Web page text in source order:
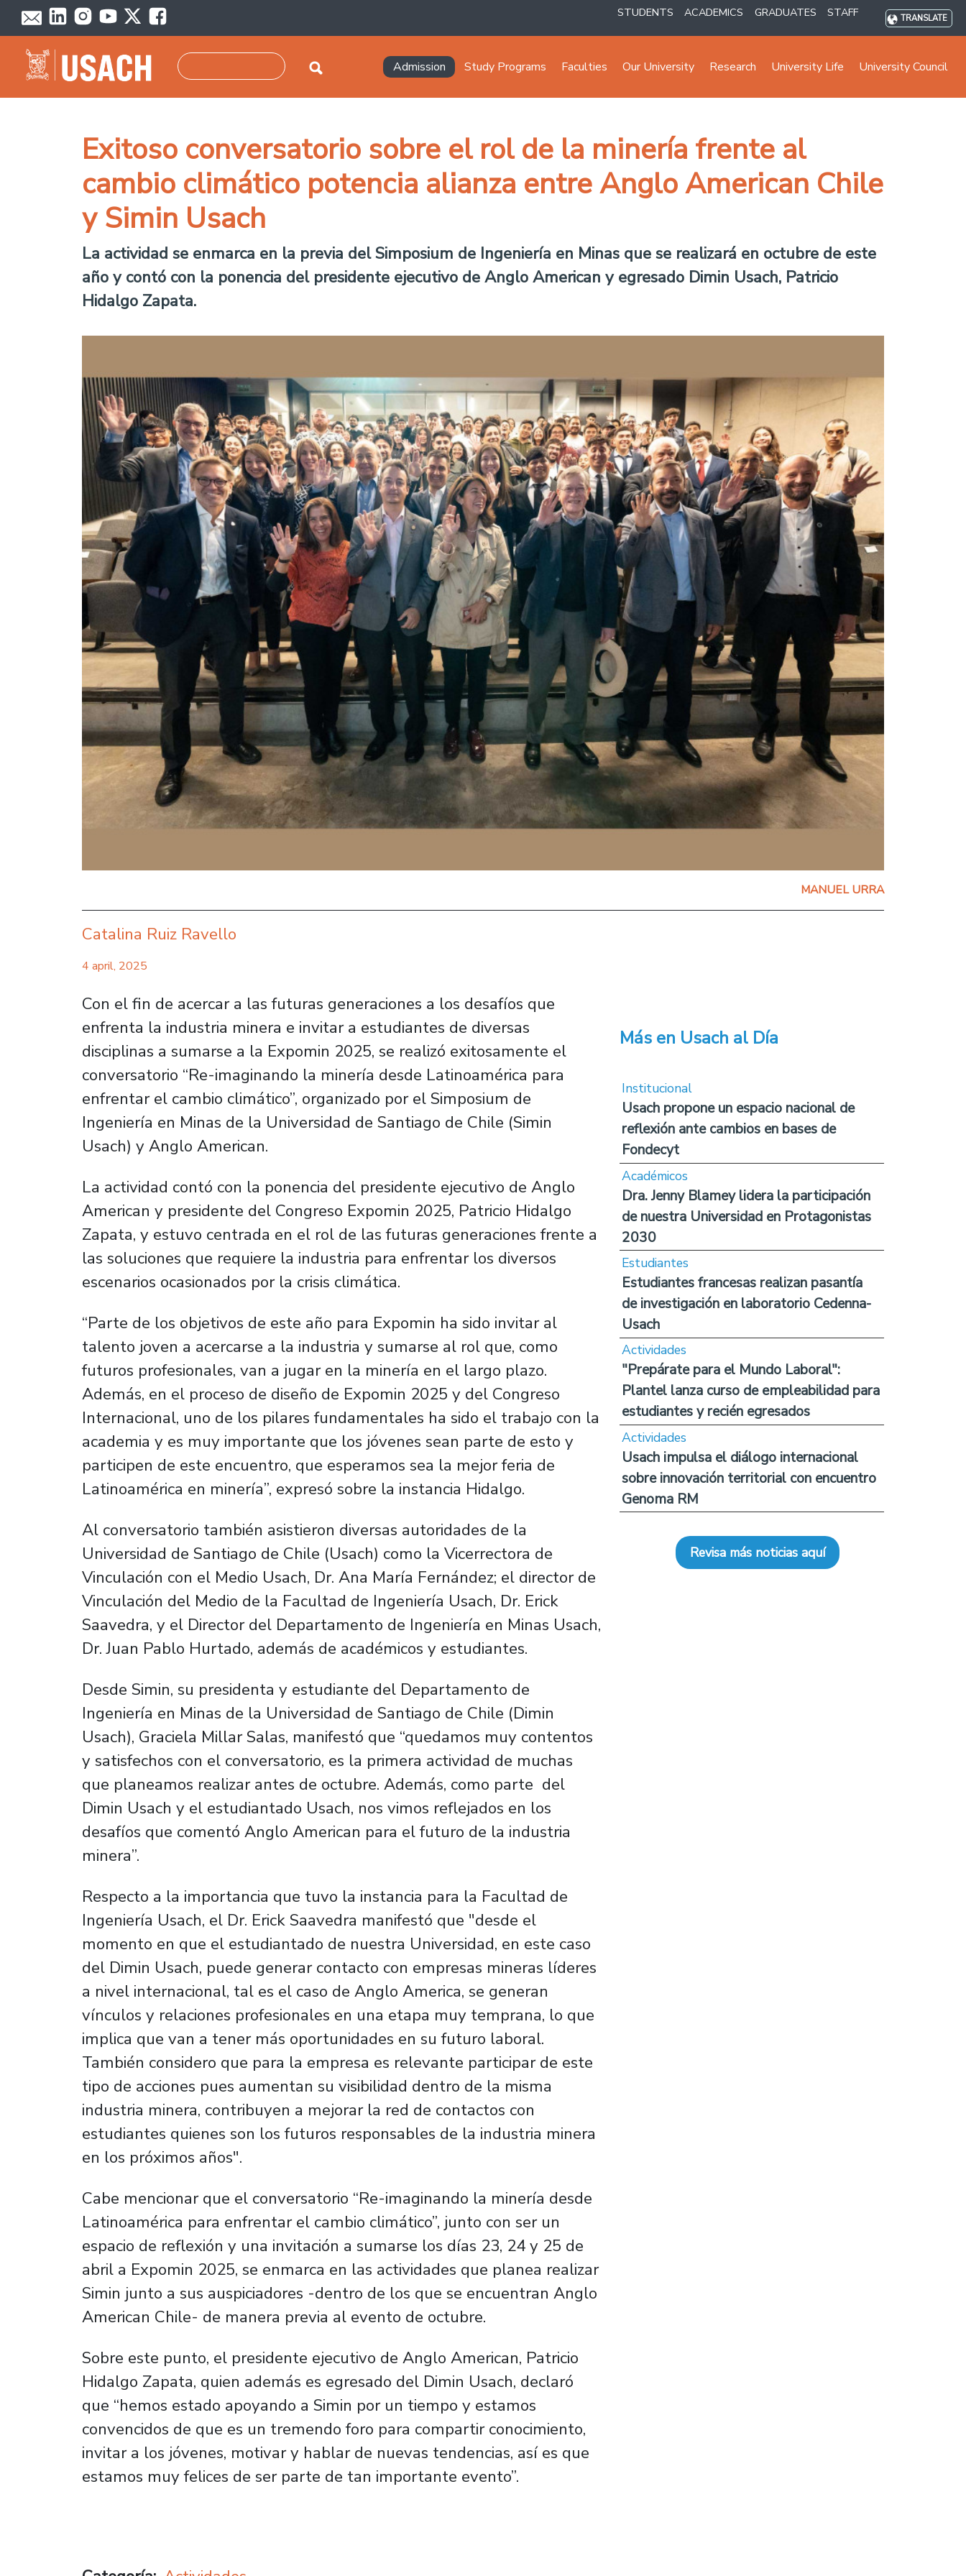
Skip to main content STUDENTS ACADEMICS GRADUATES STAFF TRANSLATE
Navegación principal
Admission Study Programs Faculties Our University Research University Life University Council
Exitoso conversatorio sobre el rol de la minería frente al
cambio climático potencia alianza entre Anglo American Chile
y Simin Usach
La actividad se enmarca en la previa del Simposium de Ingeniería en Minas que se realizará en octubre de este
año y contó con la ponencia del presidente ejecutivo de Anglo American y egresado Dimin Usach, Patricio
Hidalgo Zapata.
MANUEL URRA
Catalina Ruiz Ravello
4 april, 2025
Con el fin de acercar a las futuras generaciones a los desafíos que
enfrenta la industria minera e invitar a estudiantes de diversas
disciplinas a sumarse a la Expomin 2025, se realizó exitosamente el
conversatorio “Re-imaginando la minería desde Latinoamérica para
enfrentar el cambio climático”, organizado por el Simposium de
Ingeniería en Minas de la Universidad de Santiago de Chile (Simin
Usach) y Anglo American.
La actividad contó con la ponencia del presidente ejecutivo de Anglo
American y presidente del Congreso Expomin 2025, Patricio Hidalgo
Zapata, y estuvo centrada en el rol de las futuras generaciones frente a
las soluciones que requiere la industria para enfrentar los diversos
escenarios ocasionados por la crisis climática.
“Parte de los objetivos de este año para Expomin ha sido invitar al
talento joven a acercarse a la industria y sumarse al rol que, como
futuros profesionales, van a jugar en la minería en el largo plazo.
Además, en el proceso de diseño de Expomin 2025 y del Congreso
Internacional, uno de los pilares fundamentales ha sido el trabajo con la
academia y es muy importante que los jóvenes sean parte de esto y
participen de este encuentro, que esperamos sea la mejor feria de
Latinoamérica en minería”, expresó sobre la instancia Hidalgo.
Al conversatorio también asistieron diversas autoridades de la
Universidad de Santiago de Chile (Usach) como la Vicerrectora de
Vinculación con el Medio Usach, Dr. Ana María Fernández; el director de
Vinculación del Medio de la Facultad de Ingeniería Usach, Dr. Erick
Saavedra, y el Director del Departamento de Ingeniería en Minas Usach,
Dr. Juan Pablo Hurtado, además de académicos y estudiantes.
Desde Simin, su presidenta y estudiante del Departamento de
Ingeniería en Minas de la Universidad de Santiago de Chile (Dimin
Usach), Graciela Millar Salas, manifestó que “quedamos muy contentos
y satisfechos con el conversatorio, es la primera actividad de muchas
que planeamos realizar antes de octubre. Además, como parte del
Dimin Usach y el estudiantado Usach, nos vimos reflejados en los
desafíos que comentó Anglo American para el futuro de la industria
minera”.
Respecto a la importancia que tuvo la instancia para la Facultad de
Ingeniería Usach, el Dr. Erick Saavedra manifestó que "desde el
momento en que el estudiantado de nuestra Universidad, en este caso
del Dimin Usach, puede generar contacto con empresas mineras líderes
a nivel internacional, tal es el caso de Anglo America, se generan
vínculos y relaciones profesionales en una etapa muy temprana, lo que
implica que van a tener más oportunidades en su futuro laboral.
También considero que para la empresa es relevante participar de este
tipo de acciones pues aumentan su visibilidad dentro de la misma
industria minera, contribuyen a mejorar la red de contactos con
estudiantes quienes son los futuros responsables de la industria minera
en los próximos años".
Cabe mencionar que el conversatorio “Re-imaginando la minería desde
Latinoamérica para enfrentar el cambio climático”, junto con ser un
espacio de reflexión y una invitación a sumarse los días 23, 24 y 25 de
abril a Expomin 2025, se enmarca en las actividades que planea realizar
Simin junto a sus auspiciadores -dentro de los que se encuentran Anglo
American Chile- de manera previa al evento de octubre.
Sobre este punto, el presidente ejecutivo de Anglo American, Patricio
Hidalgo Zapata, quien además es egresado del Dimin Usach, declaró
que “hemos estado apoyando a Simin por un tiempo y estamos
convencidos de que es un tremendo foro para compartir conocimiento,
invitar a los jóvenes, motivar y hablar de nuevas tendencias, así es que
estamos muy felices de ser parte de tan importante evento”.
Más en Usach al Día
Institucional
Usach propone un espacio nacional de
reflexión ante cambios en bases de
Fondecyt
Académicos
Dra. Jenny Blamey lidera la participación
de nuestra Universidad en Protagonistas
2030
Estudiantes
Estudiantes francesas realizan pasantía
de investigación en laboratorio Cedenna-
Usach
Actividades
"Prepárate para el Mundo Laboral":
Plantel lanza curso de empleabilidad para
estudiantes y recién egresados
Actividades
Usach impulsa el diálogo internacional
sobre innovación territorial con encuentro
Genoma RM
Revisa más noticias aquí